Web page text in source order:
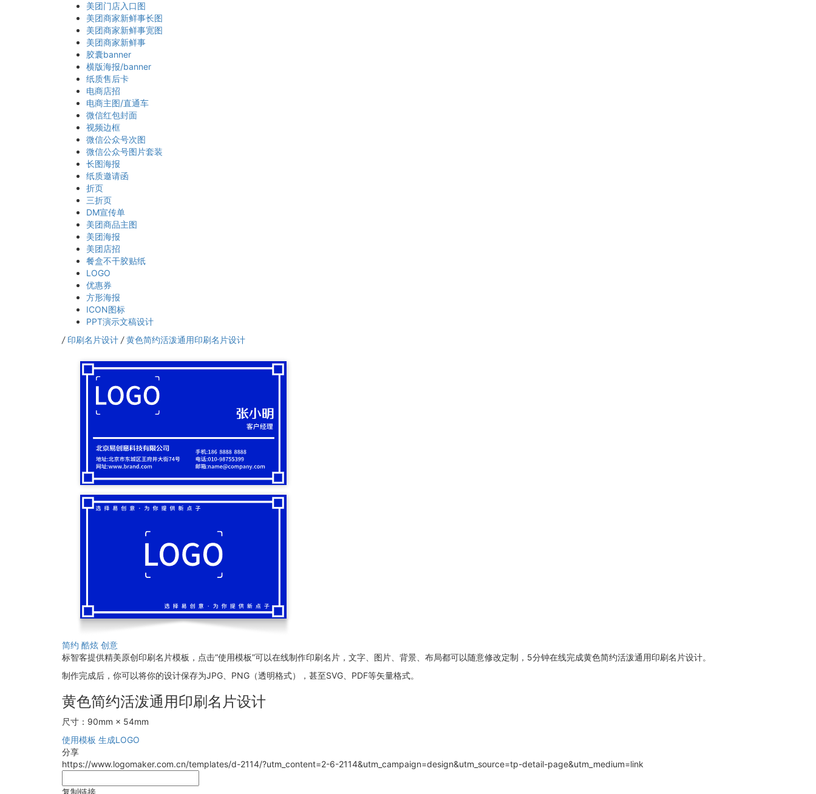
美团门店入口图
美团商家新鲜事长图
美团商家新鲜事宽图
美团商家新鲜事
胶囊banner
横版海报/banner
纸质售后卡
电商店招
电商主图/直通车
微信红包封面
视频边框
微信公众号次图
微信公众号图片套装
长图海报
纸质邀请函
折页
三折页
DM宣传单
美团商品主图
美团海报
美团店招
餐盒不干胶贴纸
LOGO
优惠券
方形海报
ICON图标
PPT演示文稿设计
/ 印刷名片设计 / 黄色简约活泼通用印刷名片设计
简约 酷炫 创意
标智客提供精美原创印刷名片模板，点击“使用模板”可以在线制作印刷名片，文字、图片、背景、布局都可以随意修改定制，5分钟在线完成黄色简约活泼通用印刷名片设计。
制作完成后，你可以将你的设计保存为JPG、PNG（透明格式），甚至SVG、PDF等矢量格式。
黄色简约活泼通用印刷名片设计
尺寸：90mm × 54mm
使用模板 生成LOGO
分享
https://www.logomaker.com.cn/templates/d-2114/?utm_content=2-6-2114&utm_campaign=design&utm_source=tp-detail-page&utm_medium=link